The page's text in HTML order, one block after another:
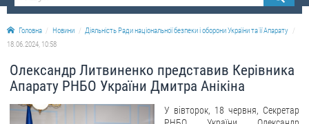
Склад Ради національної безпеки і оборони України
Апарат Ради національної безпеки і оборони України
Історична довідка про діяльність Ради національної безпеки і оборони України
ОФІЦІЙНІ ДОКУМЕНТИ
Головна Новини
Діяльність Ради національної безпеки і оборони України та її Апарату
18.06.2024, 10:58
Олександр Литвиненко представив Керівника
Апарату РНБО України Дмитра Анікіна
У вівторок, 18 червня, Секретар